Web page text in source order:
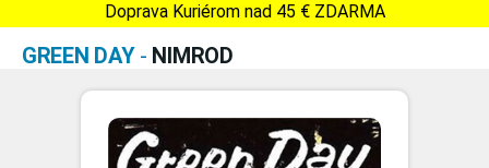
Doprava Kuriérom nad 45 € ZDARMA
GREEN DAY- NIMROD